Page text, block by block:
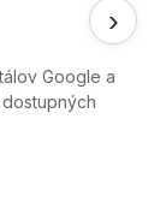
›
Google a